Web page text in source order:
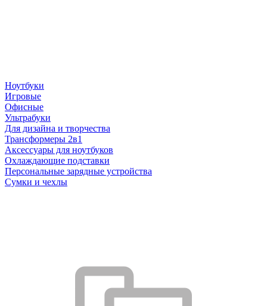
Ноутбуки
Игровые
Офисные
Ультрабуки
Для дизайна и творчества
Трансформеры 2в1
Аксессуары для ноутбуков
Охлаждающие подставки
Персональные зарядные устройства
Сумки и чехлы